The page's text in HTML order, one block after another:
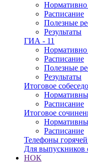
Нормативно
Расписание
Полезные
Результаты
ГИА - 11
Нормативно
Расписание
Полезные
Результаты
Итоговое
Расписание
Итоговое
Расписание
Телефоны
Для выпускников
НОК